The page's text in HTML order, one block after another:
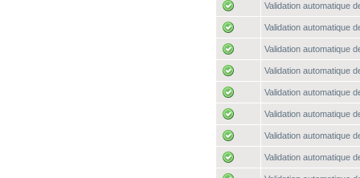
Validation automatique
Validation automatique
Validation automatique
Validation automatique
Validation automatique
Validation automatique
Validation automatique
Validation automatique